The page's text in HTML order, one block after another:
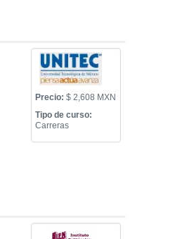
Precio: $ 2,608 MXN
Tipo de curso:
Carreras